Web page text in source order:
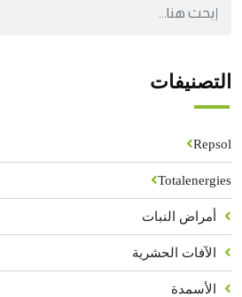
التصنيفات
Repsol
Totalenergies
أمراض النبات
الآفات الحشرية
الأسمدة